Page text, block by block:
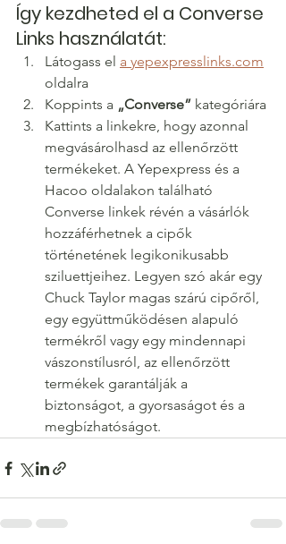
Így kezdheted el a Converse
Links használatát:
Látogass el a yepexpresslinks.com
oldalra
Koppints a „Converse” kategóriára
Kattints a linkekre, hogy azonnal
megvásárolhasd az ellenőrzött
termékeket. A Yepexpress és a
Hacoo oldalakon található
Converse linkek révén a vásárlók
hozzáférhetnek a cipők
történetének legikonikusabb
sziluettjeihez. Legyen szó akár egy
Chuck Taylor magas szárú cipőről,
egy együttműködésen alapuló
termékről vagy egy mindennapi
vászonstílusról, az ellenőrzött
termékek garantálják a
biztonságot, a gyorsaságot és a
megbízhatóságot.